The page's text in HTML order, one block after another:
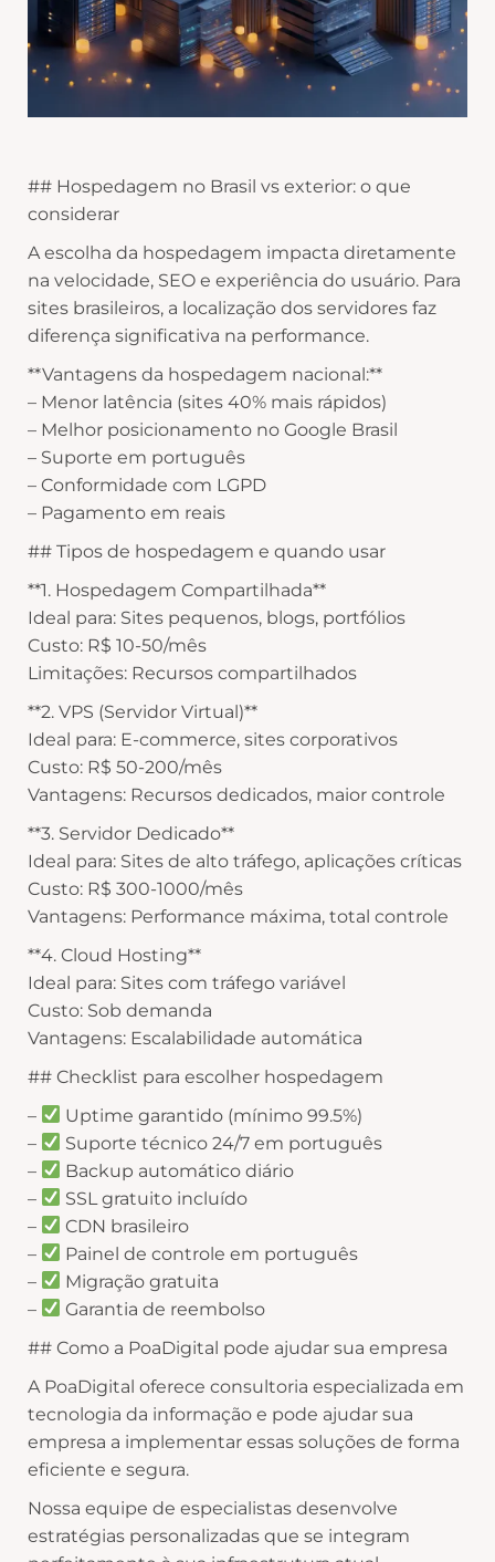
## Hospedagem no Brasil vs exterior: o que
considerar
A escolha da hospedagem impacta diretamente
na velocidade, SEO e experiência do usuário. Para
sites brasileiros, a localização dos servidores faz
diferença significativa na performance.
**Vantagens da hospedagem nacional:**
– Menor latência (sites 40% mais rápidos)
– Melhor posicionamento no Google Brasil
– Suporte em português
– Conformidade com LGPD
– Pagamento em reais
## Tipos de hospedagem e quando usar
**1. Hospedagem Compartilhada**
Ideal para: Sites pequenos, blogs, portfólios
Custo: R$ 10-50/mês
Limitações: Recursos compartilhados
**2. VPS (Servidor Virtual)**
Ideal para: E-commerce, sites corporativos
Custo: R$ 50-200/mês
Vantagens: Recursos dedicados, maior controle
**3. Servidor Dedicado**
Ideal para: Sites de alto tráfego, aplicações críticas
Custo: R$ 300-1000/mês
Vantagens: Performance máxima, total controle
**4. Cloud Hosting**
Ideal para: Sites com tráfego variável
Custo: Sob demanda
Vantagens: Escalabilidade automática
## Checklist para escolher hospedagem
–
Uptime garantido (mínimo 99.5%)
–
Suporte técnico 24/7 em português
–
Backup automático diário
–
SSL gratuito incluído
–
CDN brasileiro
–
Painel de controle em português
–
Migração gratuita
–
Garantia de reembolso
## Como a PoaDigital pode ajudar sua empresa
A PoaDigital oferece consultoria especializada em
tecnologia da informação e pode ajudar sua
empresa a implementar essas soluções de forma
eficiente e segura.
Nossa equipe de especialistas desenvolve
estratégias personalizadas que se integram